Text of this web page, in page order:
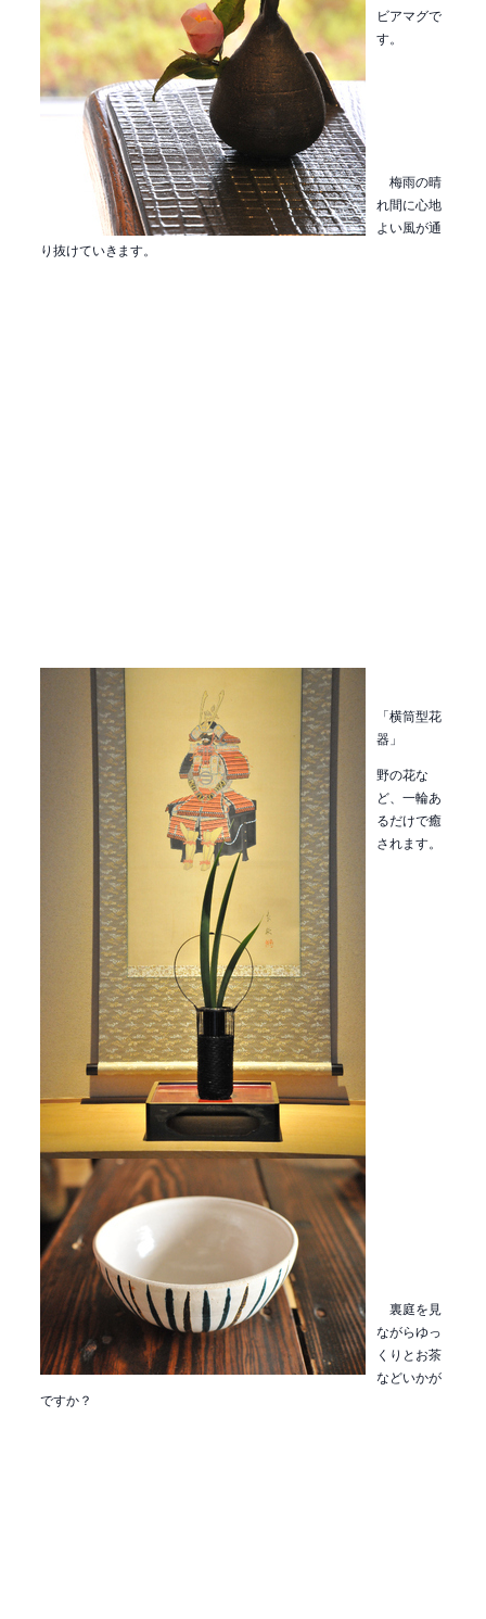
ビアマグで
す。
梅雨の晴
れ間に心地
よい風が通
り抜けていきます。
「横筒型花
器」
野の花な
ど、一輪あ
るだけで癒
されます。
裏庭を見
ながらゆっ
くりとお茶
などいかが
ですか？